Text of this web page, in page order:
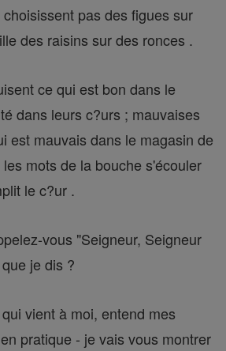
pas des figues sur
des raisins sur des ronces .
ce qui est bon dans le
dans leurs c?urs ; mauvaises
est mauvais dans le magasin de
mots de la bouche s'écouler
le c?ur .
vous "Seigneur, Seigneur
je dis ?
vient à moi, entend mes
pratique - je vais vous montrer